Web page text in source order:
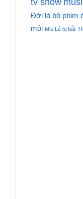
tv show
Đời là bộ phim
mỏi Miu Lê bị bắt